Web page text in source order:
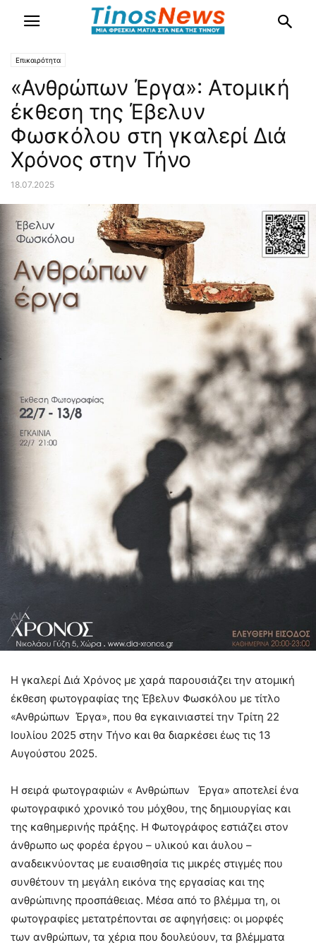
Επικαιρότητα
«Ανθρώπων Έργα»: Ατομική
έκθεση της Έβελυν
Φωσκόλου στη γκαλερί Διά
Χρόνος στην Τήνο
18.07.2025
Η γκαλερί Διά Χρόνος με χαρά παρουσιάζει την ατομική
έκθεση φωτογραφίας της Έβελυν Φωσκόλου με τίτλο
«Ανθρώπων Έργα», που θα εγκαινιαστεί την Τρίτη 22
Ιουλίου 2025 στην Τήνο και θα διαρκέσει έως τις 13
Αυγούστου 2025.
Η σειρά φωτογραφιών « Ανθρώπων Έργα» αποτελεί ένα
φωτογραφικό χρονικό του μόχθου, της δημιουργίας και
της καθημερινής πράξης. Η Φωτογράφος εστιάζει στον
άνθρωπο ως φορέα έργου – υλικού και άυλου –
αναδεικνύοντας με ευαισθησία τις μικρές στιγμές που
συνθέτουν τη μεγάλη εικόνα της εργασίας και της
ανθρώπινης προσπάθειας. Μέσα από το βλέμμα τη, οι
φωτογραφίες μετατρέπονται σε αφηγήσεις: οι μορφές
των ανθρώπων, τα χέρια που δουλεύουν, τα βλέμματα